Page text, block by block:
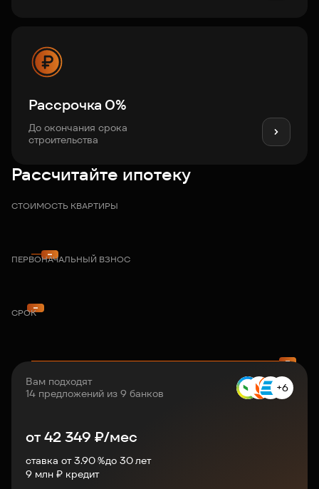
Рассрочка 0%
До окончания срока
строительства
Рассчитайте ипотеку
СТОИМОСТЬ КВАРТИРЫ
ПЕРВОНАЧАЛЬНЫЙ ВЗНОС
СРОК
Вам подходят
14 предложений из 9 банков
+6
от42 349 ₽/мес
ставка от 3.90 %до 30лет
9 млн ₽ кредит